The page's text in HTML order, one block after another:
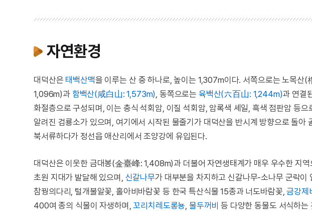
자연환경
대덕산은 태백산맥을 이루는 산 중 하나로, 높이는 1,307m이다. 서쪽으로는 노목
1,096m)과 함백산(咸白山: 1,573m), 동쪽으로는 육백산(六百山: 1,244m)과 연결
화절층으로 구성되며, 이는 충식 석회암, 이질 석회암, 암록색 셰일, 흑색 점판암 등
알려진 검룡소가 있으며, 여기에서 시작된 물줄기가 대덕산을 반시계 방향으로 돌아
북서류하다가 정선읍 애산리에서 조양강에 유입된다.
대덕산은 이웃한 금대봉(金臺峰: 1,408m)과 더불어 자연생태계가 매우 우수한 지
초원 지대가 발달해 있으며, 신갈나무가 대부분을 차지하고 신갈나무-소나무 군락
참꿩의다리, 털개불알꽃, 홀아비바람꽃 등 한국 특산식물 15종과 너도바람꽃,금강제
400여 종의 식물이 자생하며,꼬리치레도롱뇽 물두꺼비 등 다양한 동물도 서식하는